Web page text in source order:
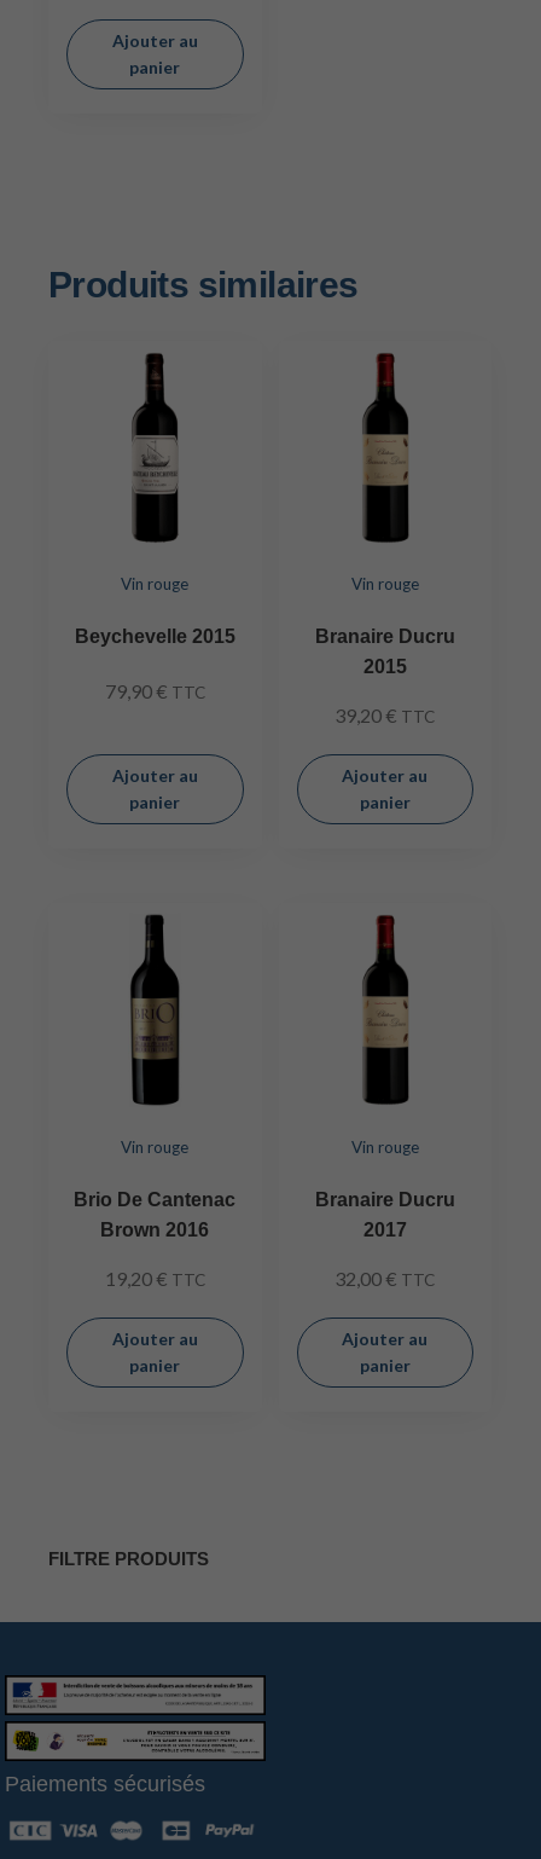
Ajouter au
panier
Produits similaires
Vin rouge
Beychevelle 2015
79,90 € TTC
Ajouter au
panier
Vin rouge
Branaire Ducru
2015
39,20 € TTC
Ajouter au
panier
Vin rouge
Brio De Cantenac
Brown 2016
19,20 € TTC
Ajouter au
panier
Vin rouge
Branaire Ducru
2017
32,00 € TTC
Ajouter au
panier
FILTRE PRODUITS
Paiements sécurisés